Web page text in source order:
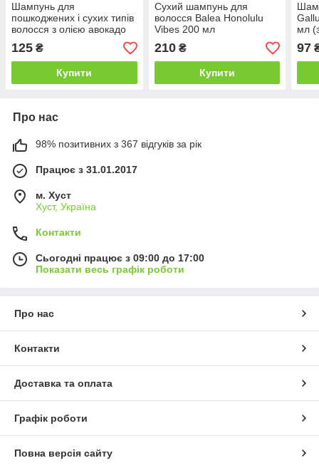
Шампунь для
пошкоджених і сухих типів
волосся з олією авокадо
Baba ápoló sampon 400
мл
125 ₴
Купити
Сухий шампунь для
волосся Balea Honolulu
Vibes 200 мл
210₴
Купити
мл
97
Про нас
98% позитивних з 367 відгуків за рік
Працює з 31.01.2017
м. Хуст
Хуст, Україна
Контакти
Сьогодні працює з 09:00 до 17:00
Показати весь графік роботи
Про нас
Контакти
Доставка та оплата
Графік роботи
Повна версія сайту